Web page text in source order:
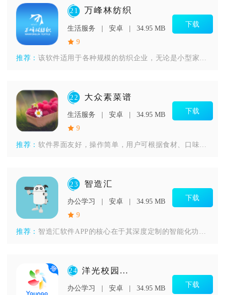
21 万峰林纺织
生活服务 安卓
34.95 MB
9
下载
推荐：该软件适用于各种规模的纺织企业，无论是小型家庭作坊还是大型纺
22 大众素菜谱
生活服务 安卓
34.95 MB
9
下载
推荐：软件界面友好，操作简单，用户可根据食材、口味或者所需时间等条
23 智造汇
办公学习 安卓
34.95 MB
9
下载
推荐： 智造汇软件APP的核心在于其深度定制的智能化功能和模块。它不
24 洋光校园老师版
办公学习 安卓
34.95 MB
下载